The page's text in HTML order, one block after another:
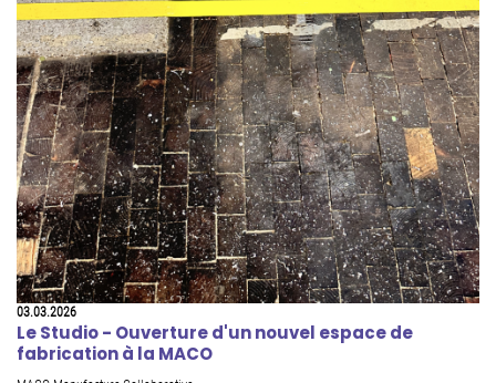
03.03.2026
Le Studio - Ouverture d'un nouvel espace de
fabrication à la MACO